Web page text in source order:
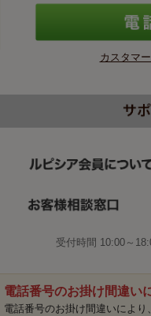
カスタマ
受付時間 10:00～
電話番号のお掛け間違い
電話番号のお掛け間違いによ